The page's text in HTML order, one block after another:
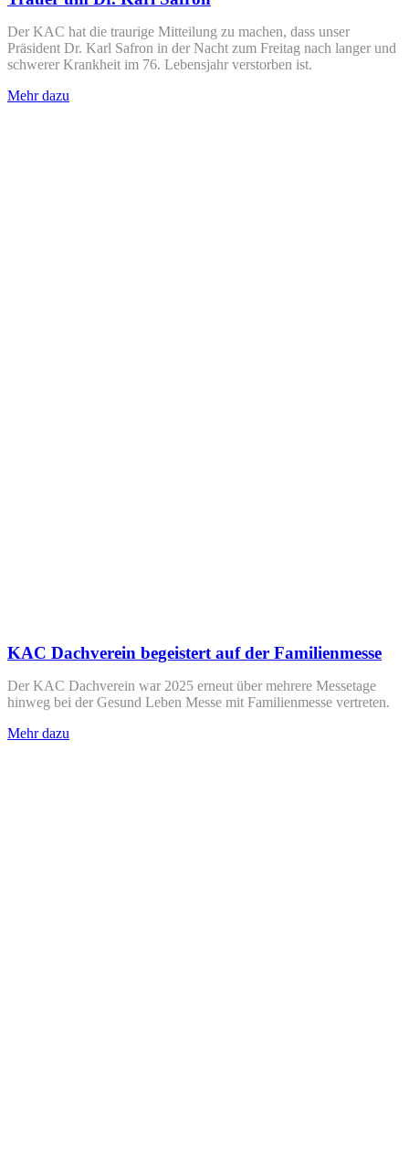
Der KAC hat die traurige Mitteilung zu machen, dass unser
Präsident Dr. Karl Safron in der Nacht zum Freitag nach langer und
schwerer Krankheit im 76. Lebensjahr verstorben ist.
Mehr dazu
KAC Dachverein begeistert auf der Familienmesse
Der KAC Dachverein war 2025 erneut über mehrere Messetage
hinweg bei der Gesund Leben Messe mit Familienmesse vertreten.
Mehr dazu